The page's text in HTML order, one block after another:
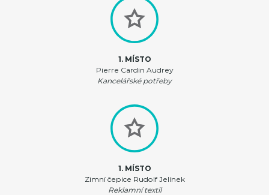
1. MÍSTO
Pierre Cardin Audrey
Kancelářské potřeby
1. MÍSTO
Zimní čepice Rudolf Jelínek
Reklamní textil